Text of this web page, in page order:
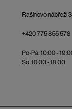
Rašínovo nábřeží
+420 775 855 578
Po-Pá: 10:00 -
So: 10:00 - 18:00